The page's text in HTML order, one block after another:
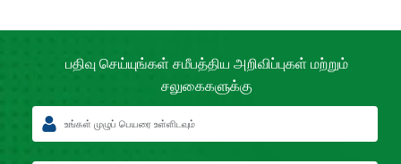
பதிவு செய்யுங்கள் சமீபத்திய அறிவிப்புகள் மற்றும்
சலுகைகளுக்கு